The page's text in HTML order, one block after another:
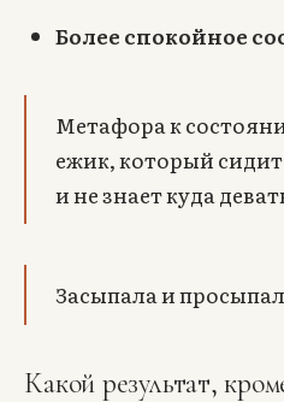
Более спокойное
Метафора к
ежик, который
и не знает куда
Засыпала и
Какой результат,